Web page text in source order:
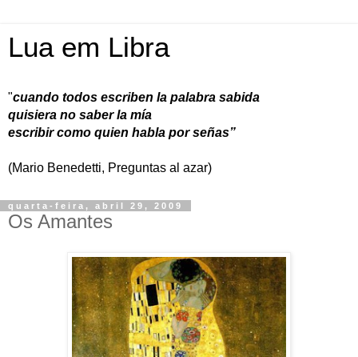
Lua em Libra
"cuando todos escriben la palabra sabida
quisiera no saber la mía
escribir como quien habla por señas”
(Mario Benedetti, Preguntas al azar)
quarta-feira, abril 29, 2009
Os Amantes